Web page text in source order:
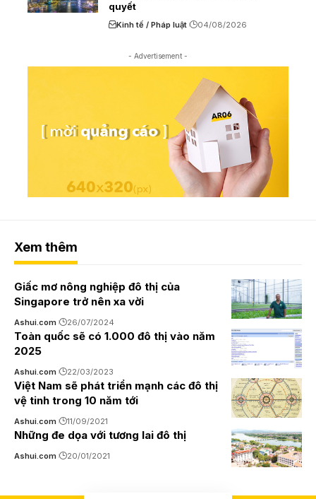
quyết
Kinh tế / Pháp luật 04/08/2026
- Advertisement -
Xem thêm
Giấc mơ nông nghiệp đô thị của
Singapore trở nên xa vời
Ashui.com 26/07/2024
Toàn quốc sẽ có 1.000 đô thị vào năm
2025
Ashui.com 22/03/2023
Việt Nam sẽ phát triển mạnh các đô thị
vệ tinh trong 10 năm tới
Ashui.com 11/09/2021
Những đe dọa với tương lai đô thị
Ashui.com 20/01/2021